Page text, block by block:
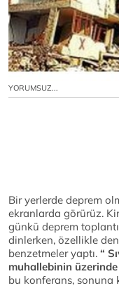
YORUMSUZ...
Bir yerlerde deprem
ekranlarda görürüz.
günkü deprem
dinlerken, özellikle
benzetmeler yaptı. “
muhallebinin
bu konferans,